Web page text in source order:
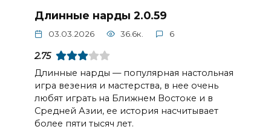
Длинные нарды 2.0.59
03.03.2026 36.6к. 6
2.75
Длинные нарды — популярная настольная
игра везения и мастерства, в нее очень
любят играть на Ближнем Востоке и в
Средней Азии, ее история насчитывает
более пяти тысяч лет.